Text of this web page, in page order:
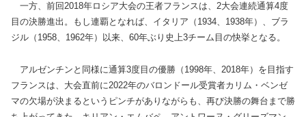
一方、前回2018年ロシア大会の王者フランスは、2大会連続通算4度
目の決勝進出。もし連覇となれば、イタリア（1934、1938年）、ブラ
ジル（1958、1962年）以来、60年ぶり史上3チーム目の快挙となる。
アルゼンチンと同様に通算3度目の優勝（1998年、2018年）を目指す
フランスは、大会直前に2022年のバロンドール受賞者カリム・ベンゼ
マの欠場が決まるというピンチがありながらも、再び決勝の舞台まで勝